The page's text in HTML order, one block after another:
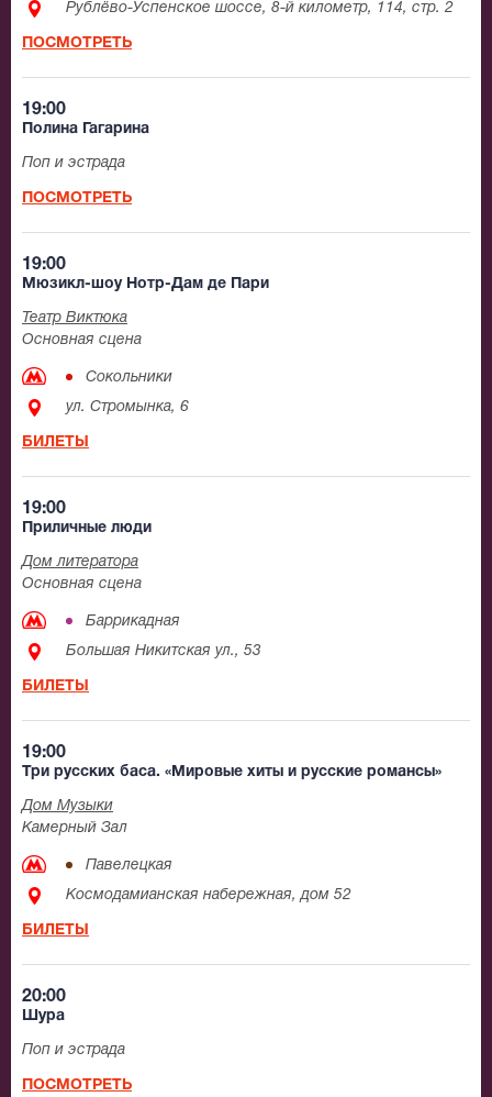
Рублёво-Успенское шоссе, 8-й километр, 114, стр. 2
ПОСМОТРЕТЬ
19:00
Полина Гагарина
Поп и эстрада
ПОСМОТРЕТЬ
19:00
Мюзикл-шоу Нотр-Дам де Пари
Театр Виктюка
Основная сцена
Сокольники
ул. Стромынка, 6
БИЛЕТЫ
19:00
Приличные люди
Дом литератора
Основная сцена
Баррикадная
Большая Никитская ул., 53
БИЛЕТЫ
19:00
Три русских баса. «Мировые хиты и русские романсы»
Дом Музыки
Камерный Зал
Павелецкая
Космодамианская набережная, дом 52
БИЛЕТЫ
20:00
Шура
Поп и эстрада
ПОСМОТРЕТЬ